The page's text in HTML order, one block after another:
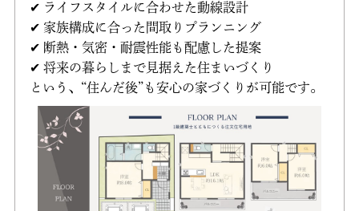
✔ ライフスタイルに合わせた動線設計
✔ 家族構成に合った間取りプランニング
✔ 断熱・気密・耐震性能も配慮した提案
✔ 将来の暮らしまで見据えた住まいづくり
という、“住んだ後”も安心の家づくりが可能です。